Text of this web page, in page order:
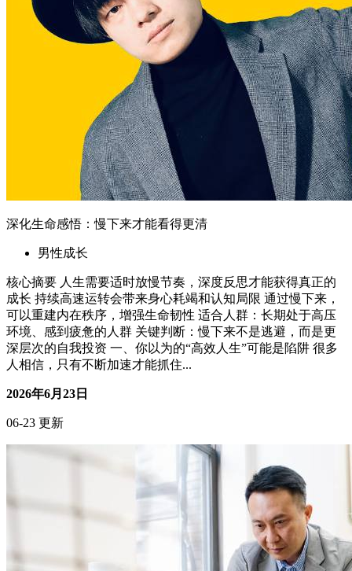
可以重建内在秩序，增强生命韧性 适合人群：长期处于高压
环境、感到疲惫的人群 关键判断：慢下来不是逃避，而是更
深层次的自我投资 一、你以为的“高效人生”可能是陷阱 很多
人相信，只有不断加速才能抓住...
为什么越成熟越要学会“不世故”？
男性成长
核心摘要 成熟不等于世故，后者往往带来情感耗竭和人际困
境 过度世故会阻碍真实情感连接，损害长期关系质量 学会"不
世故"意味着保持真诚、适度边界和情感自主 持续生命进化需